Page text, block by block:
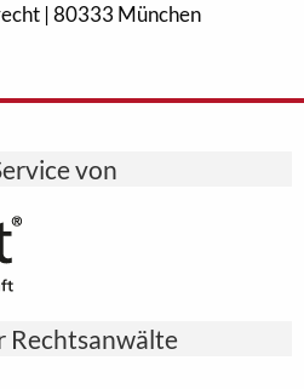
| 80333 München
von
Rechtsanwälte